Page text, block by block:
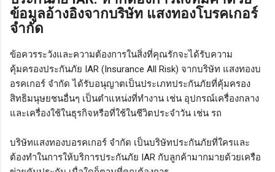
ข้อมูลอ้างอิงจากบริษัท แสงทองโบรคเกอร์
จำกัด
ข้อควรระวังและความต้องการในสิ่งที่คุณรักจะได้รับความ
คุ้มครองประกันภัย IAR (Insurance All Risk) จากบริษัท แสงทองบ
อรคเกอร์ จำกัด ได้รับอนุญาตเป็นประเภทประกันภัยที่คุ้มครอง
สิทธิมนุษยชนอื่นๆ เป็นตำแหน่งที่ทำงาน เช่น อุปกรณ์เครื่องกลาง
และเครื่องใช้ในธุรกิจหรือที่ใช้ในชีวิตประจำวัน เช่น รถ
บริษัทแสงทองบอรคเกอร์ จำกัด เป็นบริษัทประกันภัยที่ใครและ
ต้องทำในการให้บริการประกันภัย IAR กับลูกค้ามากมายด้วยเครือ